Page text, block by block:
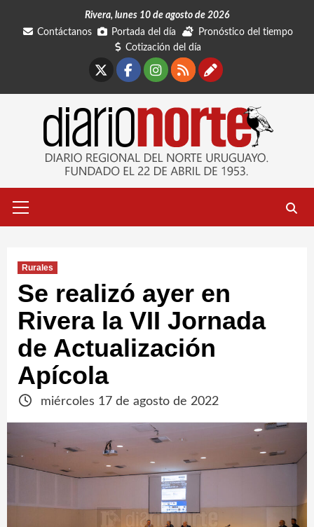
Rivera, lunes 10 de agosto de 2026
Contáctanos
Portada del día
Pronóstico del tiempo
Cotización del día
Facebook
Instagram
RSSContáctanos
primario
Rurales
Se realizó ayer en
Rivera la VII Jornada
de Actualización
Apícola
miércoles 17 de agosto de 2022